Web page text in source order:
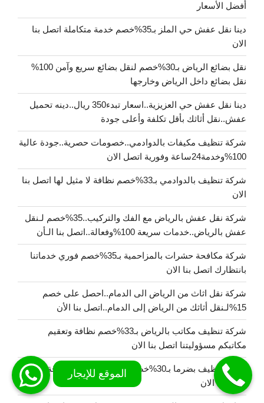
أفضل الأسعار
دينا نقل عفش حي الملز بـ35%خصم خدمة متكاملة اتصل بنا
الان
نقل بضائع الرياض بـ30%خصم لنقل بضائع سريع وآمن 100%
نقل بضائع داخل الرياض وخارجها
دينا نقل عفش حي العزيزية..اسعار تبدء350 ريال..دينه تحميل
عفش..نقل أثاثك بأقل تكلفة وأعلى جودة
شركة تنظيف مكيفات بالدوادمي..خصومات حصرية..جودة عالية
100%وخدمة24ساعة وفورية اتصل الان
شركة تنظيف بالدوادمي بـ33%خصم نظافة لا مثيل لها اتصل بنا
الان
شركة نقل عفش بالرياض مع الفك والتركيب..35%خصم لـنقل
عفش بالرياض..خدمات سريعة 100%وفعالة..اتصل بنا الـأن
شركة مكافحة حشرات بالمزاحمية بـ35%خصم فوري خدماتنا
بانتظارك اتصل بنا الان
شركة نقل اثاث من الرياض الى الدمام..احصل على خصم
15%لـنقل أثاثك من الرياض إلى الدمام..اتصل بنا الأن
شركة تنظيف مكاتب بالرياض بـ33%خصم نظافة وتعقيم
مكاتبكم مسؤوليتنا اتصل بنا الان
شركة تنظيف بضرما بـ30%خصم خدمات تنظيف موثوقة وآمنة
اتصل بنا الان